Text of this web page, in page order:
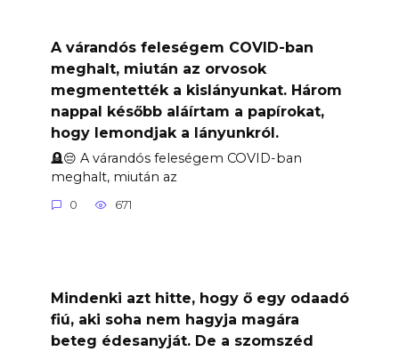
A várandós feleségem COVID-ban
meghalt, miután az orvosok
megmentették a kislányunkat. Három
nappal később aláírtam a papírokat,
hogy lemondjak a lányunkról.
🪦😔 A várandós feleségem COVID-ban
meghalt, miután az
0 671
Mindenki azt hitte, hogy ő egy odaadó
fiú, aki soha nem hagyja magára
beteg édesanyját. De a szomszéd